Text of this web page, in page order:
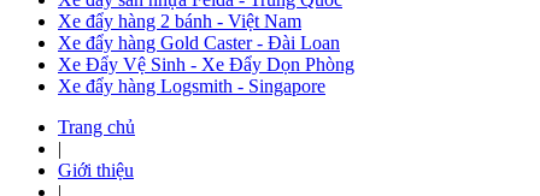
Xe đẩy hàng 2 bánh - Việt Nam
Xe đẩy hàng Gold Caster - Đài Loan
Xe Đẩy Vệ Sinh - Xe Đẩy Dọn Phòng
Xe đẩy hàng Logsmith - Singapore
Trang chủ
|
Giới thiệu
|